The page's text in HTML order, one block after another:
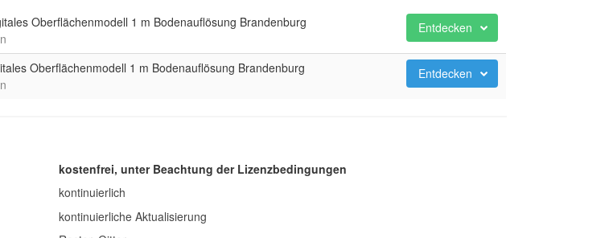
Oberflächenmodell 1 m Bodenauflösung Brandenburg
Entdecken
Oberflächenmodell 1 m Bodenauflösung Brandenburg
Entdecken
kostenfrei, unter Beachtung der Lizenzbedingungen
kontinuierlich
kontinuierliche Aktualisierung